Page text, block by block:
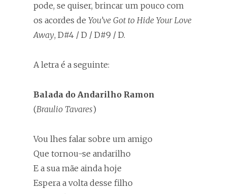
pode, se quiser, brincar um pouco com
os acordes de You’ve Got to Hide Your Love
Away, D#4 / D / D#9 / D.
A letra é a seguinte:
Balada do Andarilho Ramon
(Braulio Tavares)
Vou lhes falar sobre um amigo
Que tornou-se andarilho
E a sua mãe ainda hoje
Espera a volta desse filho